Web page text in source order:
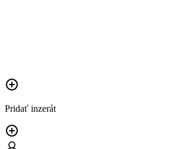
Pridať inzerát